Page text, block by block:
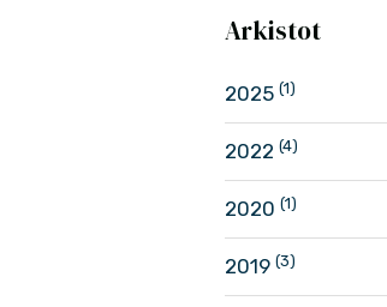
Arkistot
2025 (1)
2022 (4)
2020 (1)
2019 (3)